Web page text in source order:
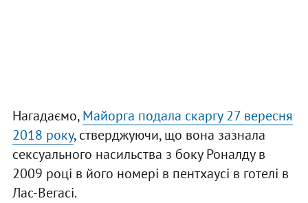
Нагадаємо,Майорга подала скаргу 27 вересня
2018 року, стверджуючи, що вона зазнала
сексуального насильства з боку Роналду в
2009 році в його номері в пентхаусі в готелі в
Лас-Вегасі.